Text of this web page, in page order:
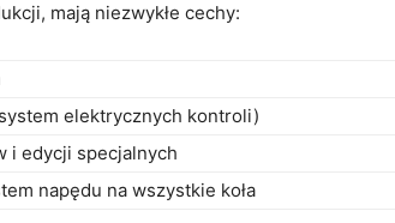
mają niezwykłe cechy:
elektrycznych kontroli)
i edycji specjalnych
napędu na wszystkie koła